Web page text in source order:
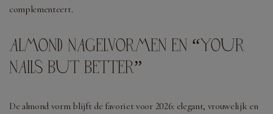
complementeert.
ALMOND NAGELVORMEN EN “YOUR
NAILS BUT BETTER”
De almond vorm blijft de favoriet voor 2026: elegant, vrouwelijk en